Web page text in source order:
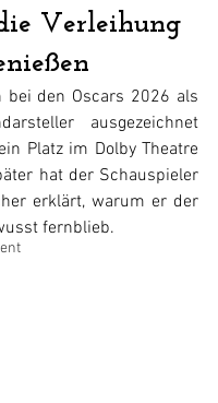
Verleihung
bei den Oscars 2026 als
ausgezeichnet
Platz im Dolby Theatre
hat der Schauspieler
erklärt, warum er der
fernblieb.